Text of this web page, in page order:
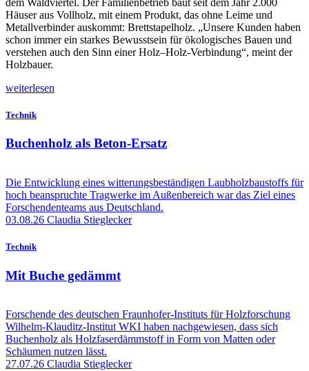
dem Waldviertel. Der Familienbetrieb baut seit dem Jahr 2.000
Häuser aus Vollholz, mit einem Produkt, das ohne Leime und
Metallverbinder auskommt: Brettstapelholz. „Unsere Kunden haben
schon immer ein starkes Bewusstsein für ökologisches Bauen und
verstehen auch den Sinn einer Holz–Holz-Verbindung“, meint der
Holzbauer.
weiterlesen
Technik
Buchenholz als Beton-Ersatz
Die Entwicklung eines witterungsbeständigen Laubholzbaustoffs für
hoch beanspruchte Tragwerke im Außenbereich war das Ziel eines
Forschendenteams aus Deutschland.
03.08.26 Claudia Stieglecker
Technik
Mit Buche gedämmt
Forschende des deutschen Fraunhofer-Instituts für Holzforschung
Wilhelm-Klauditz-Institut WKI haben nachgewiesen, dass sich
Buchenholz als Holzfaserdämmstoff in Form von Matten oder
Schäumen nutzen lässt.
27.07.26 Claudia Stieglecker